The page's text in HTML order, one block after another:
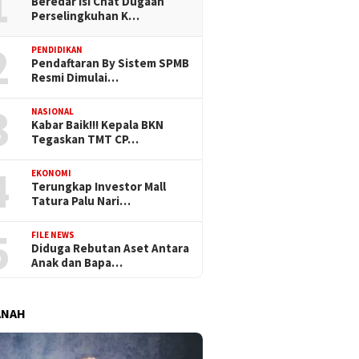
Perselingkuhan K…
PENDIDIKAN
Pendaftaran By Sistem SPMB
Resmi Dimulai…
NASIONAL
Kabar Baik!!! Kepala BKN
Tegaskan TMT CP…
EKONOMI
Terungkap Investor Mall
Tatura Palu Nari…
FILE NEWS
Diduga Rebutan Aset Antara
Anak dan Bapa…